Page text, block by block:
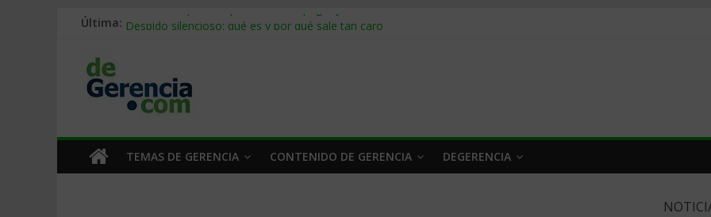
Última: Stablecoins para empresas: cómo pagar y cobrar en 2026
Trabajo forzoso en la cadena de suministro: qué hacer
Mercado hispano de EE. UU.: cómo segmentarlo y venderle
TEMAS DE GERENCIA CONTENIDO DE GERENCIA DEGERENCIA